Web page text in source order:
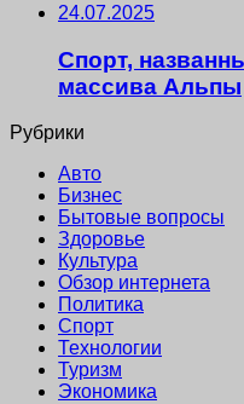
24.07.2025
Спорт,
массива Альпы
Рубрики
Авто
Бизнес
Бытовые вопросы
Здоровье
Культура
Обзор интернета
Политика
Спорт
Технологии
Туризм
Экономика